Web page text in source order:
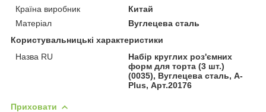
Країна виробник
Китай
Матеріал
Вуглецева сталь
Користувальницькі характеристики
Назва RU
Набір круглих роз'ємних
форм для торта (3 шт.)
(0035), Вуглецева сталь, A-
Plus, Арт.20176
Приховати